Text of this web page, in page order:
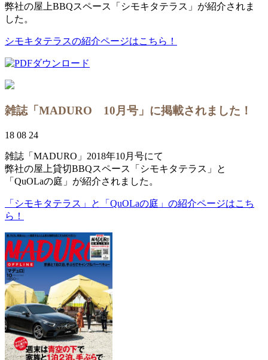
弊社の屋上BBQスペース「シモキタテラス」が紹介されま
した。
シモキタテラスの紹介ページはこちら！
雑誌「MADURO 10月号」に掲載されました！
18 08 24
雑誌「MADURO」2018年10月号にて
弊社の屋上貸切BBQスペース「シモキタテラス」と
「QuOLaの庭」が紹介されました。
「シモキタテラス」と「QuOLaの庭」の紹介ページはこち
ら！